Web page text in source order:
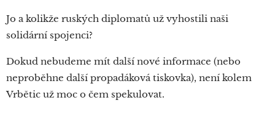
Jo a kolikže ruských diplomatů už vyhostili naši
solidární spojenci?
Dokud nebudeme mít další nové informace (nebo
neproběhne další propadáková tiskovka), není kolem
Vrbětic už moc o čem spekulovat.